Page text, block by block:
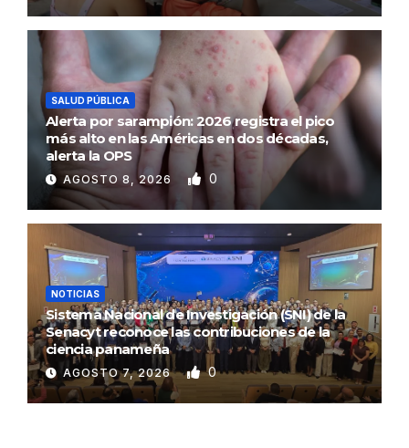
SALUD PÚBLICA
Alerta por sarampión: 2026 registra el pico
más alto en las Américas en dos décadas,
alerta la OPS
AGOSTO 8, 2026 0
NOTICIAS
Sistema Nacional de Investigación (SNI) de la
Senacyt reconoce las contribuciones de la
ciencia panameña
AGOSTO 7, 2026 0